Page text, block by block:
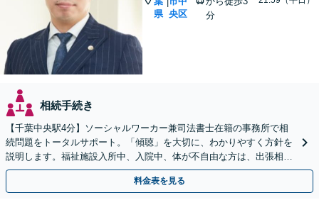
県 央区
分
相続手続き
【千葉中央駅4分】ソーシャルワーカー兼司法書士在籍の事務所で相
続問題をトータルサポート。「傾聴」を大切に、わかりやすく方針を
説明します。福祉施設入所中、入院中、体が不自由な方は、出張相談
なども柔軟に対応します【休日／夜間面談OK】
料金表を見る